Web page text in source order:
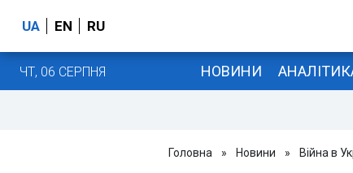
UA EN RU
ЧТ, 06 СЕРПНЯ НОВИНИ
Головна » Новини » Війна в